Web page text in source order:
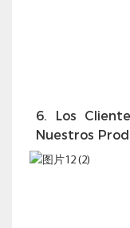
6. Los
Nuestros